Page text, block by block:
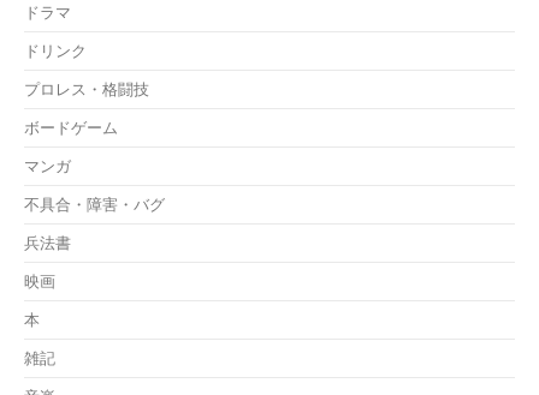
ドラマ
ドリンク
プロレス・格闘技
ボードゲーム
マンガ
不具合・障害・バグ
兵法書
映画
本
雑記